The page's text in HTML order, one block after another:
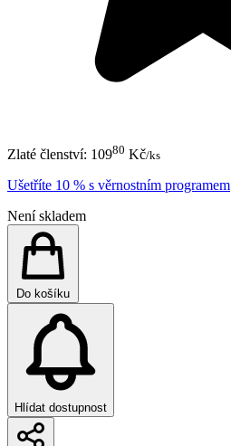
Zlaté členství: 10980 Kč/ks
Ušetříte 10 % s věrnostním programem
Není skladem
Do košíku
Hlídat dostupnost